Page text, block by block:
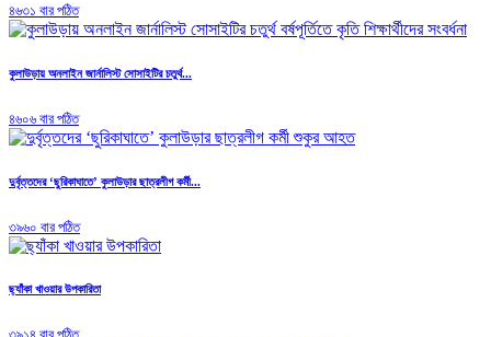
৪৬৩১ বার পঠিত
কুলাউড়ায় অনলাইন জার্নালিস্ট সোসাইটির চতুর্থ...
৪৬০৬ বার পঠিত
দুর্বৃত্তদের ‘ছুরিকাঘাতে’ কুলাউড়ার ছাত্রলীগ কর্মী...
৩৯৬০ বার পঠিত
ছ্যাঁকা খাওয়ার উপকারিতা